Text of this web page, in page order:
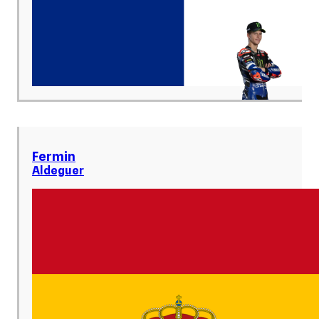
Fermin
Aldeguer